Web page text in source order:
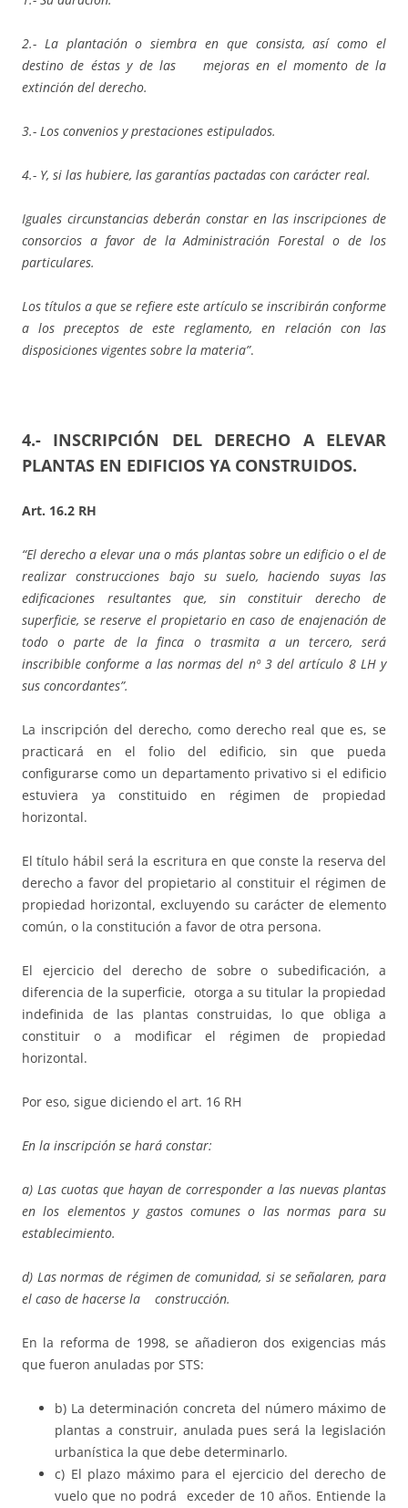
2.- La plantación o siembra en que consista, así como el
destino de éstas y de las mejoras en el momento de la
extinción del derecho.
3.- Los convenios y prestaciones estipulados.
4.- Y, si las hubiere, las garantías pactadas con carácter real.
Iguales circunstancias deberán constar en las inscripciones de
consorcios a favor de la Administración Forestal o de los
particulares.
Los títulos a que se refiere este artículo se inscribirán conforme
a los preceptos de este reglamento, en relación con las
disposiciones vigentes sobre la materia”.
4.- INSCRIPCIÓN DEL DERECHO A ELEVAR
PLANTAS EN EDIFICIOS YA CONSTRUIDOS.
Art. 16.2 RH
“El derecho a elevar una o más plantas sobre un edificio o el de
realizar construcciones bajo su suelo, haciendo suyas las
edificaciones resultantes que, sin constituir derecho de
superficie, se reserve el propietario en caso de enajenación de
todo o parte de la finca o trasmita a un tercero, será
inscribible conforme a las normas del nº 3 del artículo 8 LH y
sus concordantes”.
La inscripción del derecho, como derecho real que es, se
practicará en el folio del edificio, sin que pueda
configurarse como un departamento privativo si el edificio
estuviera ya constituido en régimen de propiedad
horizontal.
El título hábil será la escritura en que conste la reserva del
derecho a favor del propietario al constituir el régimen de
propiedad horizontal, excluyendo su carácter de elemento
común, o la constitución a favor de otra persona.
El ejercicio del derecho de sobre o subedificación, a
diferencia de la superficie, otorga a su titular la propiedad
indefinida de las plantas construidas, lo que obliga a
constituir o a modificar el régimen de propiedad
horizontal.
Por eso, sigue diciendo el art. 16 RH
En la inscripción se hará constar:
a) Las cuotas que hayan de corresponder a las nuevas plantas
en los elementos y gastos comunes o las normas para su
establecimiento.
d) Las normas de régimen de comunidad, si se señalaren, para
el caso de hacerse la construcción.
En la reforma de 1998, se añadieron dos exigencias más
que fueron anuladas por STS:
b) La determinación concreta del número máximo de
plantas a construir, anulada pues será la legislación
urbanística la que debe determinarlo.
c) El plazo máximo para el ejercicio del derecho de
vuelo que no podrá exceder de 10 años. Entiende la